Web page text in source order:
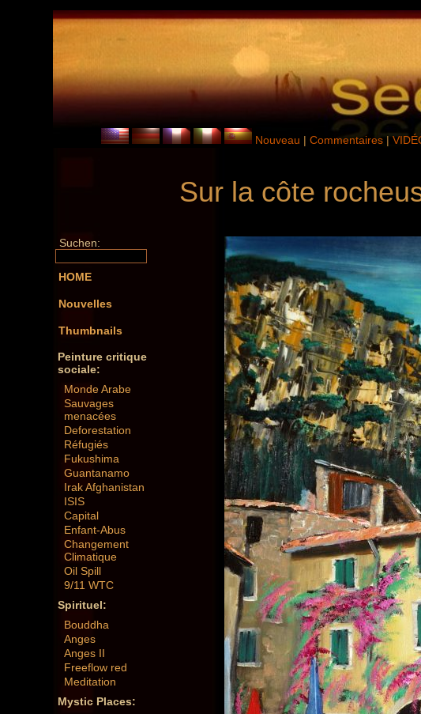
Nouveau | Commentaires|
Sur la côte
Suchen:
HOME
Nouvelles
Thumbnails
Peinture critique
sociale:
Monde Arabe
Sauvages
menacées
Deforestation
Réfugiés
Fukushima
Guantanamo
Irak Afghanistan
ISIS
Capital
Enfant-Abus
Changement
Climatique
Oil Spill
9/11 WTC
Spirituel:
Bouddha
Anges
Anges II
Freeflow red
Meditation
Mystic Places: